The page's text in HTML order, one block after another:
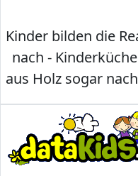
Kinder bilden die
nach -
aus Holz sogar